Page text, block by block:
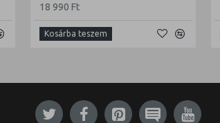
18 990 Ft
Kosárba teszem